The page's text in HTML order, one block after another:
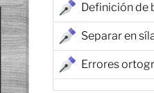
Definición de
Separar en
Errores